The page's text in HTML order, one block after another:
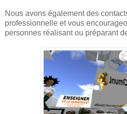
Nous avons également des
professionnelle et vous
personnes réalisant ou préparant